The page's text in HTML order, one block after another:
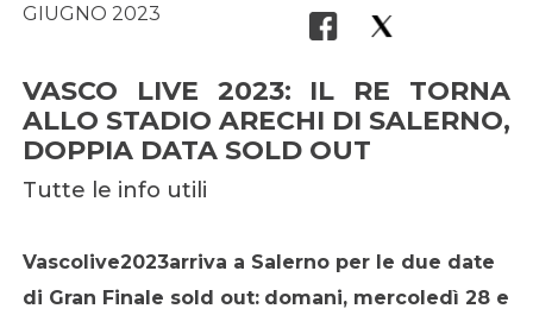
GIUGNO 2023
VASCO LIVE 2023: IL RE TORNA
ALLO STADIO ARECHI DI SALERNO,
DOPPIA DATA SOLD OUT
Tutte le info utili
Vascolive2023arriva a Salerno per le due date
di Gran Finale sold out: domani, mercoledì 28 e